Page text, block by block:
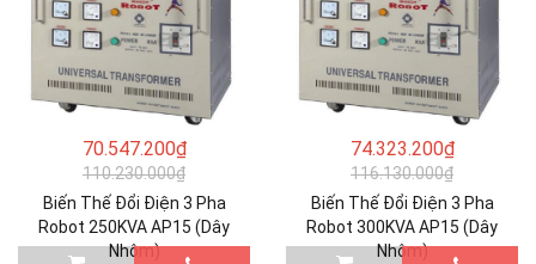
70.547.200₫
110.230.000₫
Biến Thế Đổi Điện 3 Pha
Robot 250KVA AP15 (Dây
Nhôm)
74.323.200₫
116.130.000₫
Biến Thế Đổi Điện 3 Pha
Robot 300KVA AP15 (Dây
Nhôm)